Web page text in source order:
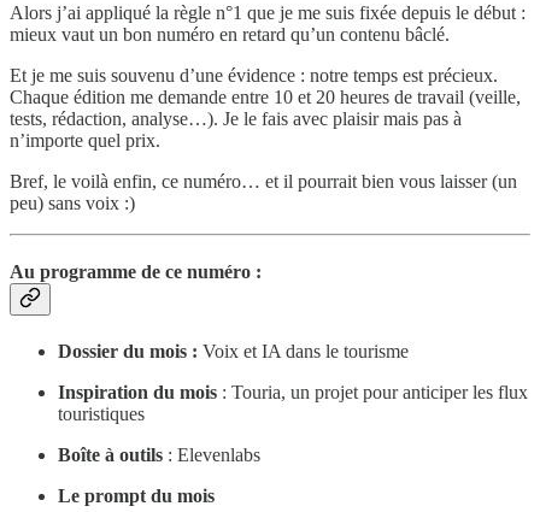
Alors j’ai appliqué la règle n°1 que je me suis fixée depuis le début :
mieux vaut un bon numéro en retard qu’un contenu bâclé.
Et je me suis souvenu d’une évidence : notre temps est précieux.
Chaque édition me demande entre 10 et 20 heures de travail (veille,
tests, rédaction, analyse…). Je le fais avec plaisir mais pas à
n’importe quel prix.
Bref, le voilà enfin, ce numéro… et il pourrait bien vous laisser (un
peu) sans voix :)
Au programme de ce numéro :
Dossier du mois : Voix et IA dans le tourisme
Inspiration du mois : Touria, un projet pour anticiper les flux
touristiques
Boîte à outils : Elevenlabs
Le prompt du mois